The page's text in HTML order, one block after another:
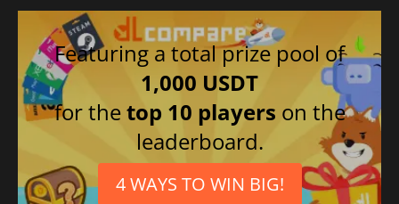
Featuring a total prize pool of
1,000 USDT
for thetop 10 players on the
leaderboard.
4 WAYS TO WIN BIG!